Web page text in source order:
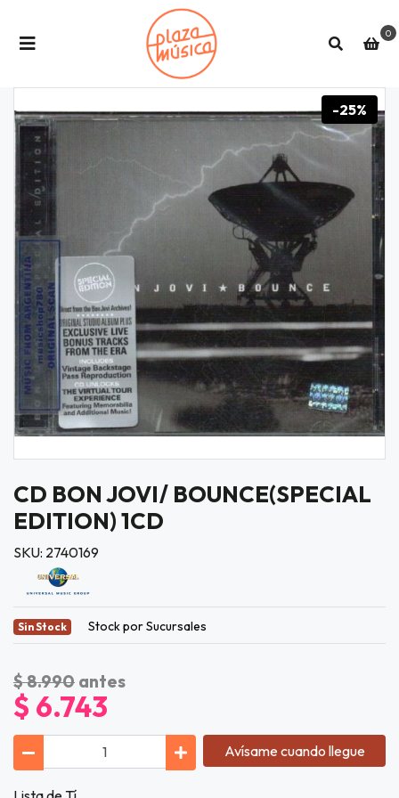
0
-25%
CD BON JOVI/ BOUNCE(SPECIAL
EDITION) 1CD
SKU: 2740169
Sin Stock Stock por Sucursales
$ 8.990 antes
$ 6.743
Avísame cuando llegue